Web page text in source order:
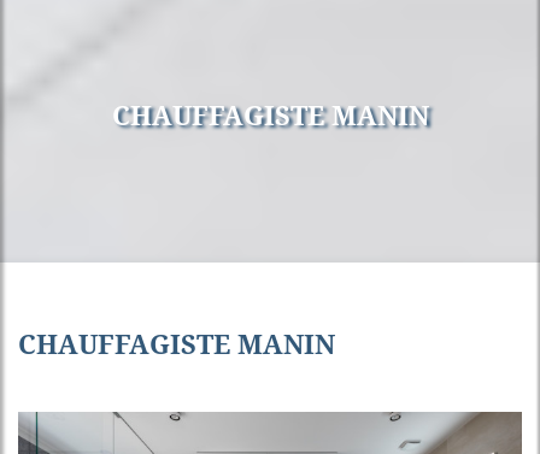
CHAUFFAGISTE MANIN
CHAUFFAGISTE MANIN